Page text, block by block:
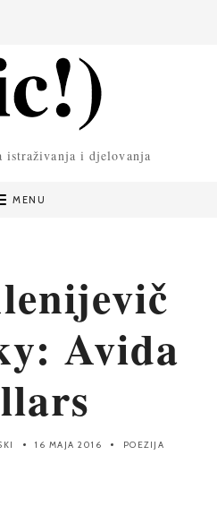
istraživanja i djelovanja
MENU
Avida
16 MAJA 2016 POEZIJA